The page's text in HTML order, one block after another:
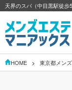
天界のスパ（中目黒駅徒歩
HOME 東京都メン